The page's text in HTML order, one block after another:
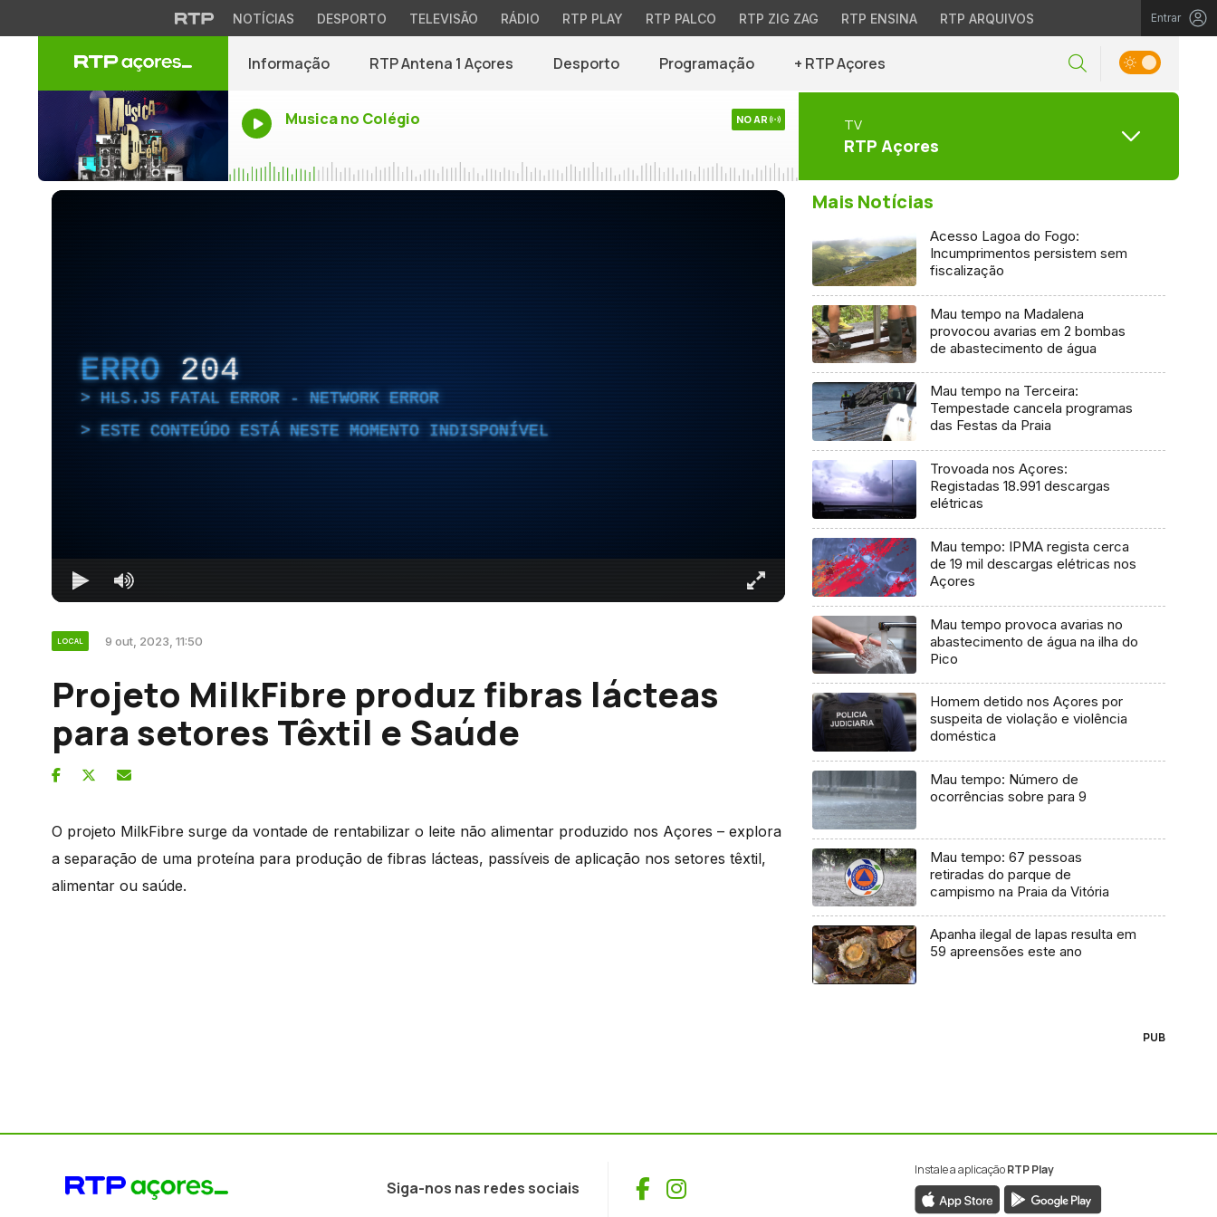
NOTÍCIAS DESPORTO TELEVISÃO RÁDIO RTP PLAY RTP PALCO RTP ZIG ZAG RTP ENSINA RTP ARQUIVOS Entrar
Informação RTP Antena 1 Açores Desporto Programação + RTP Açores
Musica no Colégio NO AR TV
RTP Açores
ERRO 204
HLS.JS FATAL ERROR - NETWORK ERROR
ESTE CONTEÚDO ESTÁ NESTE MOMENTO INDISPONÍVEL
LOCAL 9 out, 2023, 11:50
Projeto MilkFibre produz fibras lácteas
para setores Têxtil e Saúde
O projeto MilkFibre surge da vontade de rentabilizar o leite não alimentar produzido nos Açores – explora
a separação de uma proteína para produção de fibras lácteas, passíveis de aplicação nos setores têxtil,
alimentar ou saúde.
Mais Notícias
Acesso Lagoa do Fogo:
Incumprimentos persistem sem
fiscalização
Mau tempo na Madalena
provocou avarias em 2 bombas
de abastecimento de água
Mau tempo na Terceira:
Tempestade cancela programas
das Festas da Praia
Trovoada nos Açores:
Registadas 18.991 descargas
elétricas
Mau tempo: IPMA regista cerca
de 19 mil descargas elétricas nos
Açores
Mau tempo provoca avarias no
abastecimento de água na ilha do
Pico
Homem detido nos Açores por
suspeita de violação e violência
doméstica
Mau tempo: Número de
ocorrências sobre para 9
Mau tempo: 67 pessoas
retiradas do parque de
campismo na Praia da Vitória
Apanha ilegal de lapas resulta em
59 apreensões este ano
PUB
Siga-nos nas redes sociais Facebook
Instagram
Instale a aplicaçãoRTP Play